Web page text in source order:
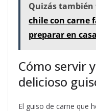
Quizás también
chile con carne
preparar en casa
Cómo servir
delicioso
El guiso de carne que